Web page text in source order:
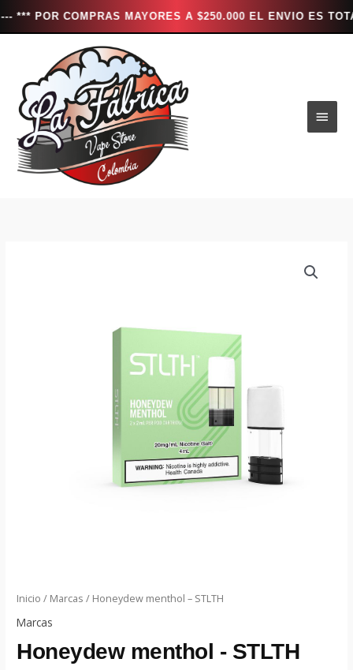
COMPRAS MAYORES A $250.000 EL ENVIO ES
contenido
Inicio / Marcas / Honeydew menthol – STLTH
Marcas
Honeydew menthol - STLTH